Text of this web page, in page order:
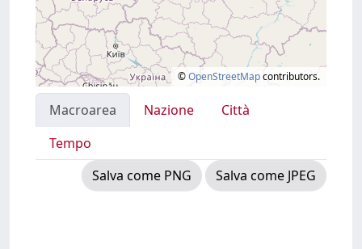
©OpenStreetMapcontributors.
Macroarea Nazione
Città
Tempo
Salva come PNG
Salva come JPEG